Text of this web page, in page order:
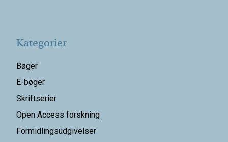
Kategorier
Bøger
E-bøger
Skriftserier
Open Access forskning
Formidlingsudgivelser